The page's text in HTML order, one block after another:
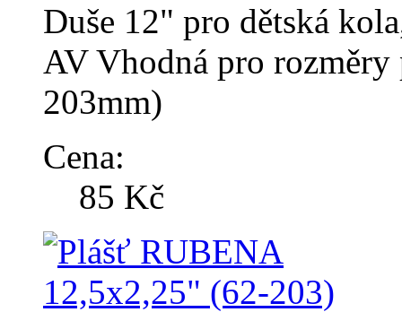
Duše 12" pro dětská
AV Vhodná pro
203mm)
Cena:
85 Kč